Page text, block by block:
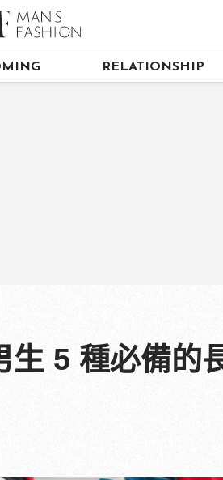
RELATIONSHIP
生 5 種必備的